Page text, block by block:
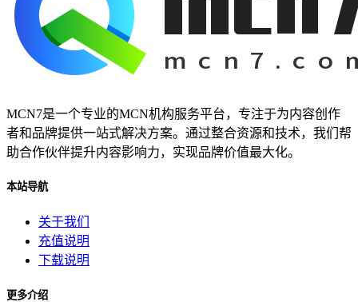
MCN7是一个专业的MCN机构服务平台，专注于为内容创作
者和品牌提供一站式解决方案。通过整合资源和技术，我们帮
助合作伙伴提升内容影响力，实现品牌价值最大化。
本站导航
关于我们
充值说明
下载说明
更多介绍